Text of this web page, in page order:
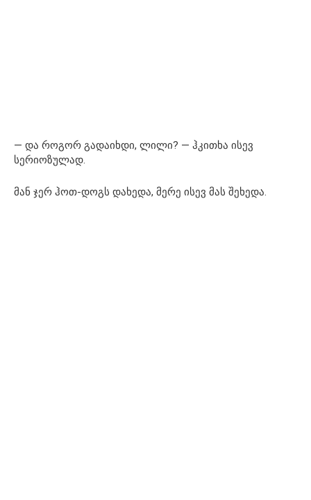
— და როგორ გადაიხდი, ლილი? — ჰკითხა ისევ
სერიოზულად.
მან ჯერ ჰოთ-დოგს დახედა, მერე ისევ მას შეხედა.